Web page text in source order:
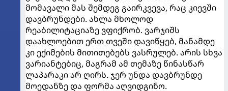
მომავალი მას შემდეგ გაირკვევა, რაც კიევში
დავბრუნდები. ახლა მხოლოდ
რეაბილიტაციაზე ვფიქრობ. ვარჯიშს
დაახლოებით ერთ თვეში დავიწყებ, მანამდე
კი ექიმების მითითებებს ვასრულებ. არის სხვა
ვარიანტებიც, მაგრამ ამ თემაზე წინასწარ
ლაპარაკი არ ღირს. ჯერ უნდა დავბრუნდე
მოედანზე და ფორმა აღვიდგინო.